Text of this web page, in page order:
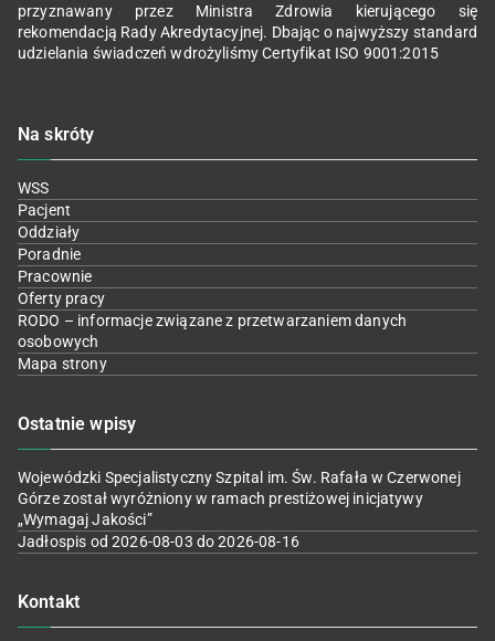
przyznawany przez Ministra Zdrowia kierującego się
rekomendacją Rady Akredytacyjnej. Dbając o najwyższy standard
udzielania świadczeń wdrożyliśmy Certyfikat ISO 9001:2015
Na skróty
WSS
Pacjent
Oddziały
Poradnie
Pracownie
Oferty pracy
RODO – informacje związane z przetwarzaniem danych
osobowych
Mapa strony
Ostatnie wpisy
Wojewódzki Specjalistyczny Szpital im. Św. Rafała w Czerwonej
Górze został wyróżniony w ramach prestiżowej inicjatywy
„Wymagaj Jakości”
Jadłospis od 2026-08-03 do 2026-08-16
Kontakt